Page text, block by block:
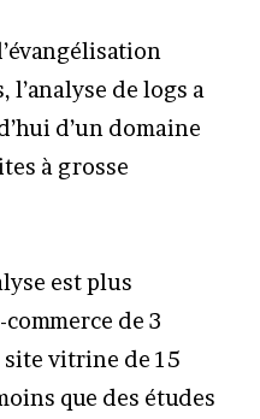
de logs a
d’un domaine
à grosse
est plus
de 3
site vitrine de 15
que des études